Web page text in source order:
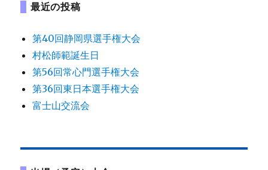
ン最近の投稿
第40回静岡県選手権大会
村松師範誕生日
第56回常心門選手権大会
第36回東日本選手権大会
富士山交流会